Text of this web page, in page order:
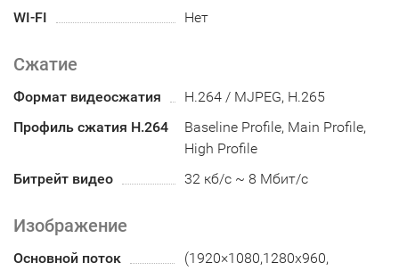
WI-FI Нет
Сжатие
Формат видеосжатия
H.264 / MJPEG, H.265
Профиль сжатия H.264
Baseline Profile, Main Profile,
High Profile
Битрейт видео
32 кб/с ~ 8 Мбит/с
Изображение
Основной поток
(1920×1080,1280х960,